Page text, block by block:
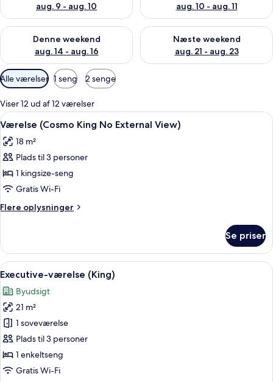
aug. 9 - aug. 10
aug. 10 - aug. 11
Denne weekend
aug. 14 - aug. 16
Tjek tilgængelighed for denne weekend aug. 14 - aug. 16
Næste weekend
aug. 21 - aug. 23
Tjek tilgængelighed for næste
Tilgængelige
filtre
for
værelser
Alle værelser 1 seng 2 senge
Viser 12 ud af 12 værelser
Indlæs
alle
billeder
af
Værelse
(Cosmo
King
No
View)
Et hotelværelse med en seng, et
4
Værelse (Cosmo King No External View)
18 m²
Plads til 3 personer
1 kingsize-seng
Gratis Wi-Fi
Flere oplysninger
Flere
(Cosmo
King
No
View)
Se priser
Indlæs
alle
billeder
af
Executive-
værelse
(King)
Et hotelværelse med to senge, et
2
Executive-værelse (King)
Byudsigt
21 m²
1 soveværelse
Plads til 3 personer
1 enkeltseng
Gratis Wi-Fi